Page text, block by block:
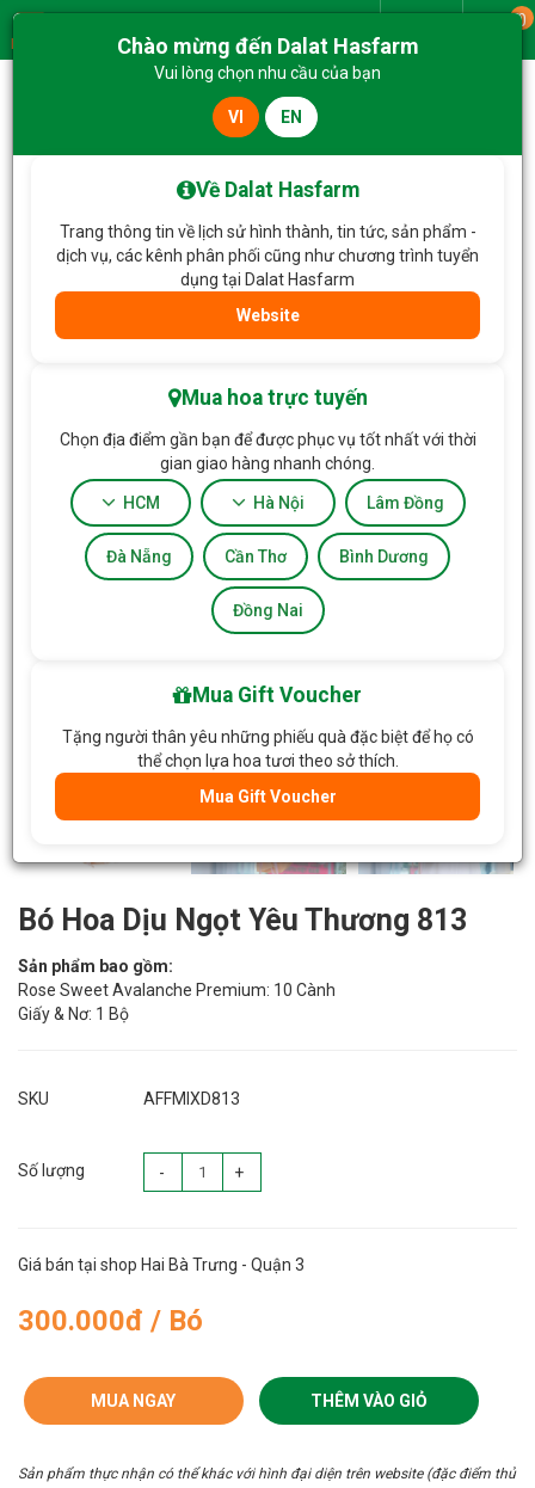
Menu
0
Hoa Tặng & Hoa Dịch Vụ
Bó Hoa Dịu Ngọt Yêu Thương 813
Sản phẩm bao gồm:
Rose Sweet Avalanche Premium: 10 Cành
Giấy & Nơ: 1 Bộ
SKU AFFMIXD813
Số lượng - +
Giá bán tại shop Hai Bà Trưng - Quận 3
300.000đ / Bó
MUA NGAY THÊM VÀO GIỎ
Sản phẩm thực nhận có thể khác với hình đại diện trên website (đặc điểm thủ
Chào mừng đến Dalat Hasfarm
Vui lòng chọn nhu cầu của bạn
VI EN
Về Dalat Hasfarm
Trang thông tin về lịch sử hình thành, tin tức, sản phẩm -
dịch vụ, các kênh phân phối cũng như chương trình tuyển
dụng tại Dalat Hasfarm
Website
Mua hoa trực tuyến
Chọn địa điểm gần bạn để được phục vụ tốt nhất với thời
gian giao hàng nhanh chóng.
HCM Hà Nội Lâm Đồng
Đà Nẵng Cần Thơ Bình Dương
Đồng Nai
Mua Gift Voucher
Tặng người thân yêu những phiếu quà đặc biệt để họ có
thể chọn lựa hoa tươi theo sở thích.
Mua Gift Voucher